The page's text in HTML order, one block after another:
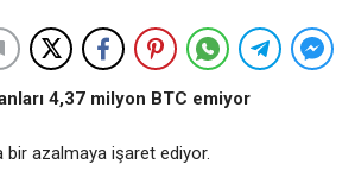
4,37 milyon BTC emiyor
bir azalmaya işaret ediyor.